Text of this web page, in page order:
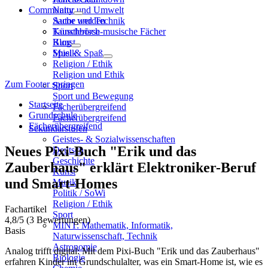
Natur und Umwelt
Sache und Technik
Künstlerisch-musische Fächer
Kunst
Musik
Religion / Ethik
Religion und Ethik
Sport
Sport und Bewegung
Fächerübergreifend
Fächerübergreifend
Sekundarstufen
Geistes- & Sozialwissenschaften
Deutsch
Geschichte
Kunst
Musik
Politik / SoWi
Religion / Ethik
Sport
MINT: Mathematik, Informatik,
Naturwissenschaft, Technik
Astronomie
Biologie
Community
Autor werden
Tauschbörse
Blog
Spiel & Spaß
Zum Footer springen
Startseite
Grundschule
Fächerübergreifend
Neues Pixi-Buch "Erik und das
Zauberhaus" erklärt Elektroniker-Beruf
und Smart-Homes
Fachartikel
4,8/5 (3 Bewertungen)
Basis
Analog trifft digital: Mit dem Pixi-Buch "Erik und das Zauberhaus"
erfahren Kinder im Grundschulalter, was ein Smart-Home ist, wie es